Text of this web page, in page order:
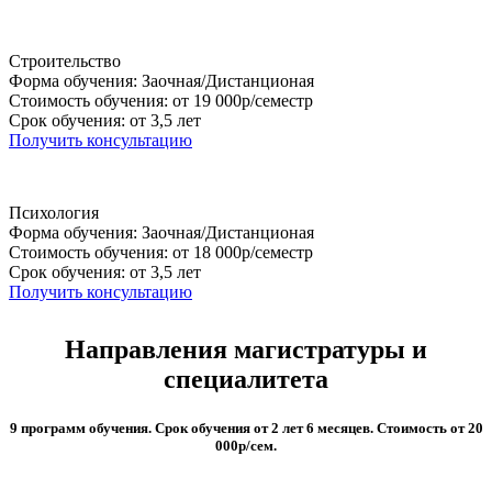
Строительство
Форма обучения: Заочная/Дистанционая
Стоимость обучения: от 19 000р/семестр
Срок обучения: от 3,5 лет
Получить консультацию
Психология
Форма обучения: Заочная/Дистанционая
Стоимость обучения: от 18 000р/семестр
Срок обучения: от 3,5 лет
Получить консультацию
Направления магистратуры и
специалитета
9 программ обучения. Срок обучения от 2 лет 6 месяцев. Стоимость от 20
000р/сем.